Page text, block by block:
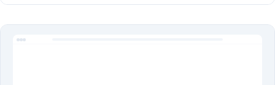
心して高品質な学術論文を作成でき、引用や参考文献の管理も簡
便です。また、構造化された大まかなアウトラインを生成する機